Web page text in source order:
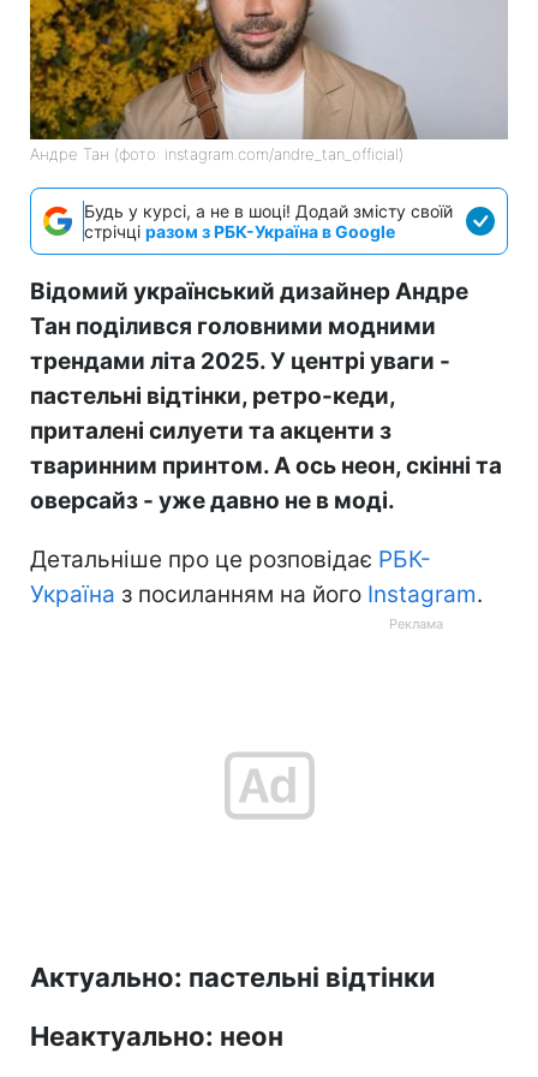
Андре Тан (фото: instagram.com/andre_tan_official)
Будь у курсі, а не в шоці! Додай змісту своїй
стрічці разом з РБК-Україна в Google
Відомий український дизайнер Андре
Тан поділився головними модними
трендами літа 2025. У центрі уваги -
пастельні відтінки, ретро-кеди,
приталені силуети та акценти з
тваринним принтом. А ось неон, скінні та
оверсайз - уже давно не в моді.
Детальніше про це розповідає РБК-
Україна з посиланням на його Instagram.
Актуально: пастельні відтінки
Неактуально: неон